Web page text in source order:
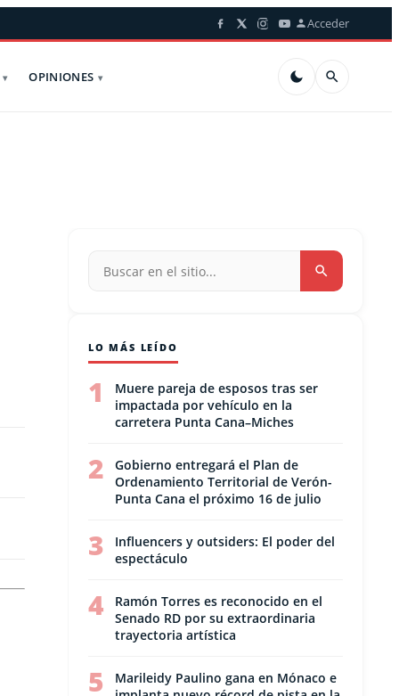
Acceder
OPINIONES
LO MÁS LEÍDO
1
Muere pareja de esposos tras ser
impactada por vehículo en la
carretera Punta Cana–Miches
2
Gobierno entregará el Plan de
Ordenamiento Territorial de Verón-
Punta Cana el próximo 16 de julio
3
Influencers y outsiders: El poder del
espectáculo
4
Ramón Torres es reconocido en el
Senado RD por su extraordinaria
trayectoria artística
5
Marileidy Paulino gana en Mónaco e